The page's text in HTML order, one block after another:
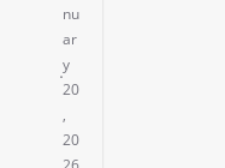
nu
ar
y
20
,
20